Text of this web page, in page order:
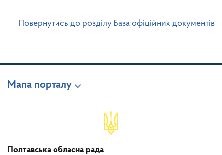
Повернутись до розділу База офіційних документів
Мапа порталу
Полтавська обласна рада